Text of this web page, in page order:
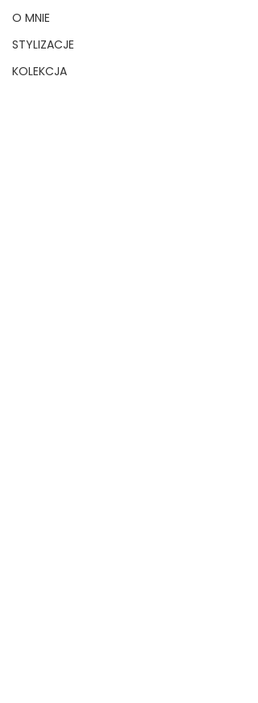
O MNIE
STYLIZACJE
KOLEKCJA